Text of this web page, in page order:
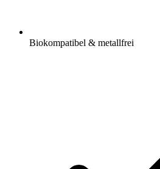
Biokompatibel & metallfrei